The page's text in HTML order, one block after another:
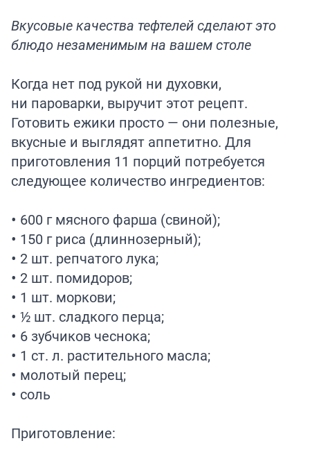
Вкусовые качества тефтелей сделают это
блюдо незаменимым на вашем столе
Когда нет под рукой ни духовки,
ни пароварки, выручит этот рецепт.
Готовить ежики просто — они полезные,
вкусные и выглядят аппетитно. Для
приготовления 11 порций потребуется
следующее количество ингредиентов:
• 600 г мясного фарша (свиной);
• 150 г риса (длиннозерный);
• 2 шт. репчатого лука;
• 2 шт. помидоров;
• 1 шт. моркови;
• ½ шт. сладкого перца;
• 6 зубчиков чеснока;
• 1 ст. л. растительного масла;
• молотый перец;
• соль
Приготовление: